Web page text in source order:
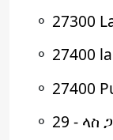
⚬ 27300
⚬ 27400
⚬ 27400
⚬ 29 - ላስ